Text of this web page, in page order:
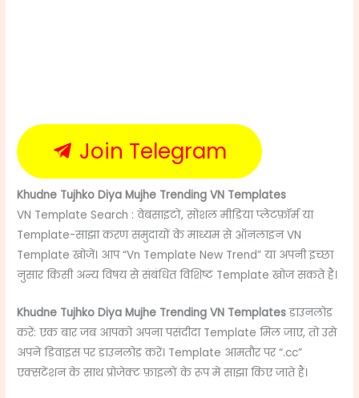
Join Telegram
Khudne Tujhko Diya Mujhe Trending VN Templates
VN Template Search : वेबसाइटों, सोशल मीडिया प्लेटफ़ॉर्म या
Template-साझा करण समुदायों के माध्यम से ऑनलाइन VN
Template खोजें। आप “Vn Template New Trend” या अपनी इच्छा
नुसार किसी अन्य विषय से संबंधित विशिष्ट Template खोज सकते हैं।
Khudne Tujhko Diya Mujhe Trending VN Templatesडाउनलोड
करें: एक बार जब आपको अपना पसंदीदा Template मिल जाए, तो उसे
अपने डिवाइस पर डाउनलोड करें। Template आमतौर पर “.cc”
एक्सटेंशन के साथ प्रोजेक्ट फ़ाइलों के रूप में साझा किए जाते हैं।